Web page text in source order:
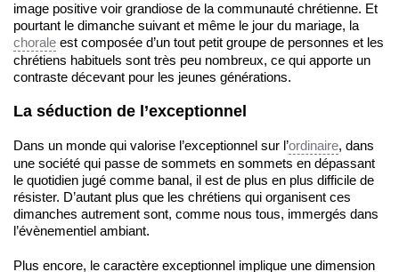
image positive voir grandiose de la communauté chrétienne. Et
pourtant le dimanche suivant et même le jour du mariage, la
chorale est composée d’un tout petit groupe de personnes et les
chrétiens habituels sont très peu nombreux, ce qui apporte un
contraste décevant pour les jeunes générations.
La séduction de l’exceptionnel
Dans un monde qui valorise l’exceptionnel sur l’ordinaire, dans
une société qui passe de sommets en sommets en dépassant
le quotidien jugé comme banal, il est de plus en plus difficile de
résister. D’autant plus que les chrétiens qui organisent ces
dimanches autrement sont, comme nous tous, immergés dans
l’évènementiel ambiant.
Plus encore, le caractère exceptionnel implique une dimension